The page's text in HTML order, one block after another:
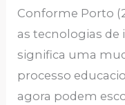
Conforme Porto
as tecnologias
significa uma
processo
agora podem